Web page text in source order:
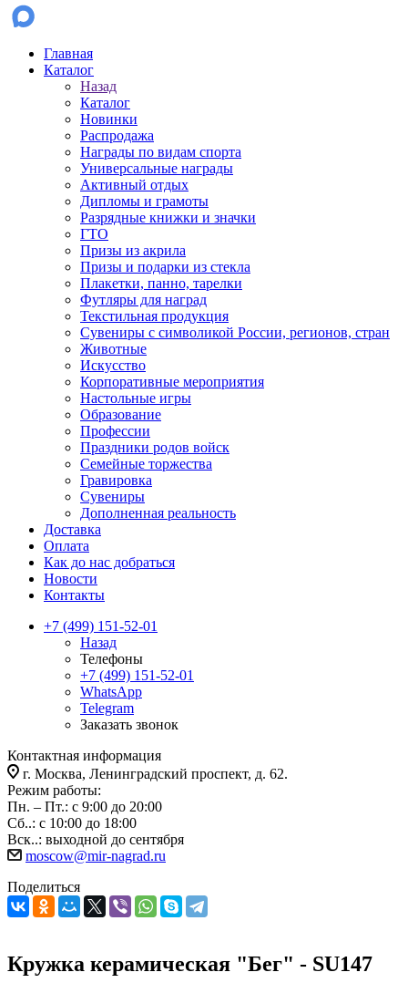
Главная
Каталог
Назад
Каталог
Новинки
Распродажа
Награды по видам спорта
Универсальные награды
Активный отдых
Дипломы и грамоты
Разрядные книжки и значки
ГТО
Призы из акрила
Призы и подарки из стекла
Плакетки, панно, тарелки
Футляры для наград
Текстильная продукция
Сувениры с символикой России, регионов, стран
Животные
Искусство
Корпоративные мероприятия
Настольные игры
Образование
Профессии
Праздники родов войск
Семейные торжества
Гравировка
Сувениры
Дополненная реальность
Доставка
Оплата
Как до нас добраться
Новости
Контакты
+7 (499) 151-52-01
Назад
Телефоны
+7 (499) 151-52-01
WhatsApp
Telegram
Заказать звонок
Контактная информация
г. Москва, Ленинградский проспект, д. 62.
Режим работы:
Пн. – Пт.: с 9:00 до 20:00
Сб..: с 10:00 до 18:00
Вск..: выходной до сентября
moscow@mir-nagrad.ru
Поделиться
Кружка керамическая "Бег" - SU147